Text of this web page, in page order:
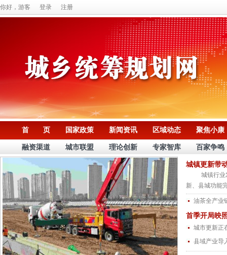
你好，游客 登录 注册
首 页 国家政策 新闻资讯 区域动态 聚焦小康
融资渠道 城市联盟 理论创新 专家智库 百家争鸣
城镇更新带
城镇行业发
新、县城功能
油茶全产业
首季开局映
城市更新正
县域产业导